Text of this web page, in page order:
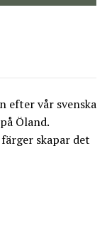
efter vår svenska
Öland.
skapar det